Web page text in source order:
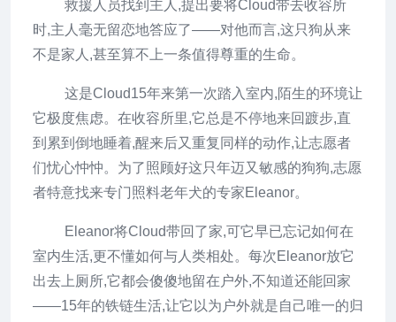
救援人员找到主人,提出要将Cloud带去收容所
时,主人毫无留恋地答应了——对他而言,这只狗从来
不是家人,甚至算不上一条值得尊重的生命。
这是Cloud15年来第一次踏入室内,陌生的环境让
它极度焦虑。在收容所里,它总是不停地来回踱步,直
到累到倒地睡着,醒来后又重复同样的动作,让志愿者
们忧心忡忡。为了照顾好这只年迈又敏感的狗狗,志愿
者特意找来专门照料老年犬的专家Eleanor。
Eleanor将Cloud带回了家,可它早已忘记如何在
室内生活,更不懂如何与人类相处。每次Eleanor放它
出去上厕所,它都会傻傻地留在户外,不知道还能回家
——15年的铁链生活,让它以为户外就是自己唯一的归